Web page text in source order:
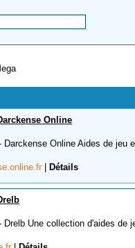
Online
Online Aides de jeu
Détails
Une collection d'aides de